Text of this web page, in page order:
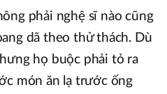
phải nghệ sĩ nào cũng
dã theo thử thách. Dù
họ buộc phải tỏ ra
món ăn lạ trước ống